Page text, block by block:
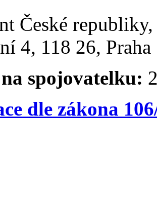
České
4, 118 26,
spojovatelku:
dle zákona